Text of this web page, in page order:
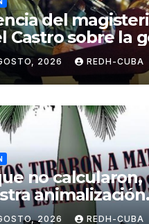
del
Castro sobre la
Luís Guach
2026 REDH-CUBA
no calcularon,
Fernández de
2026 REDH-CUBA